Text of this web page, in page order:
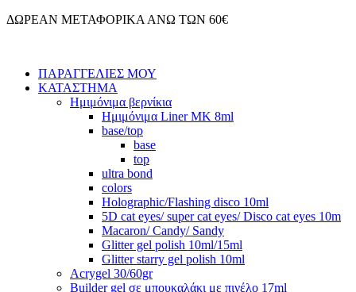
Μετάβαση
ΔΩΡΕΑΝ ΜΕΤΑΦΟΡΙΚΑ ΑΝΩ ΤΩΝ 60€
ΠΑΡΑΓΓΕΛΙΕΣ ΜΟΥ
ΚΑΤΑΣΤΗΜΑ
Ημιμόνιμα βερνίκια
Ημιμόνιμα Liner ΜΚ 8ml
base/top
base
top
ultra bond
colors
Holographic/Flashing disco 10ml
5D cat eyes/ super cat eyes/ Disco cat eyes 10m
Macaron/ Candy/ Sandy
Glitter gel polish 10ml/15ml
Glitter starry gel polish 10ml
Acrygel 30/60gr
Builder gel σε μπουκαλάκι με πινέλο 17ml